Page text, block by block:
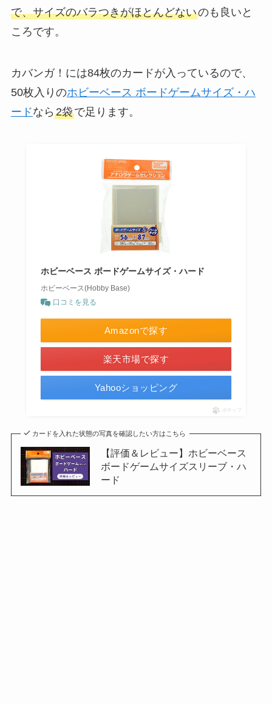
で、サイズのバラつきがほとんどないのも良いと
ころです。
カバンガ！には84枚のカードが入っているので、
50枚入りのホビーベース ボードゲームサイズ・ハ
ードなら 2袋で足ります。
ホビーベース ボードゲームサイズ・ハード
ホビーベース(Hobby Base)
口コミを見る
Amazonで探す
楽天市場で探す
Yahooショッピング
ポチップ
カードを入れた状態の写真を確認したい方はこちら
【評価＆レビュー】ホビーベース
ボードゲームサイズスリーブ・ハ
ード